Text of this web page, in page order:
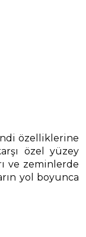
özelliklerine
özel yüzey
ve zeminlerde
yol boyunca